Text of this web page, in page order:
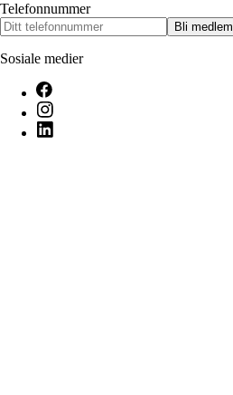
Telefonnummer
Bli medlem
Sosiale medier